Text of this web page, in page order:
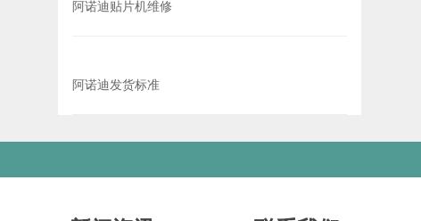
阿诺迪贴片机维修
阿诺迪发货标准